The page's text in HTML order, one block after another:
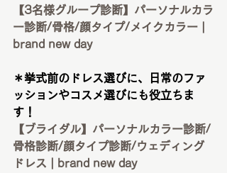
【3名様グループ診断】パーソナルカラ
ー診断/骨格/顔タイプ/メイクカラー |
brand new day
＊挙式前のドレス選びに、日常のファ
ッションやコスメ選びにも役立ちま
す！
【ブライダル】パーソナルカラー診断/
骨格診断/顔タイプ診断/ウェディング
ドレス | brand new day